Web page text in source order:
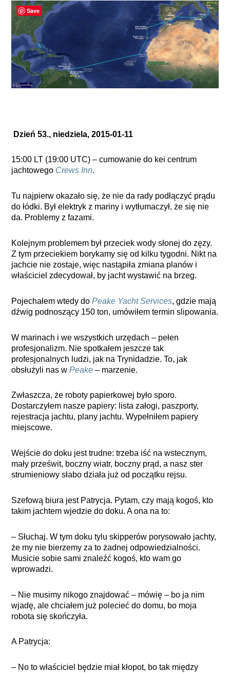
Dzień 53., niedziela, 2015-01-11
15:00 LT (19:00 UTC) – cumowanie do kei centrum
jachtowego Crews Inn.
Tu najpierw okazało się, że nie da rady podłączyć prądu
do łódki. Był elektryk z mariny i wytłumaczył, że się nie
da. Problemy z fazami.
Kolejnym problemem był przeciek wody słonej do zęzy.
Z tym przeciekiem borykamy się od kilku tygodni. Nikt na
jachcie nie zostaje, więc nastąpiła zmiana planów i
właściciel zdecydował, by jacht wystawić na brzeg.
Pojechałem wtedy doPeake Yacht Services, gdzie mają
dźwig podnoszący 150 ton, umówiłem termin slipowania.
W marinach i we wszystkich urzędach – pełen
profesjonalizm. Nie spotkałem jeszcze tak
profesjonalnych ludzi, jak na Trynidadzie. To, jak
obsłużyli nas wPeake – marzenie.
Zwłaszcza, że roboty papierkowej było sporo.
Dostarczyłem nasze papiery: lista załogi, paszporty,
rejestracja jachtu, plany jachtu. Wypełniłem papiery
miejscowe.
Wejście do doku jest trudne: trzeba iść na wstecznym,
mały prześwit, boczny wiatr, boczny prąd, a nasz ster
strumieniowy słabo działa już od początku rejsu.
Szefową biura jest Patrycja. Pytam, czy mają kogoś, kto
takim jachtem wjedzie do doku. A ona na to:
– Słuchaj. W tym doku tylu skipperów porysowało jachty,
że my nie bierzemy za to żadnej odpowiedzialności.
Musicie sobie sami znaleźć kogoś, kto wam go
wprowadzi.
– Nie musimy nikogo znajdować – mówię – bo ja nim
wjadę, ale chciałem już polecieć do domu, bo moja
robota się skończyła.
A Patrycja:
– No to właściciel będzie miał kłopot, bo tak między
Save